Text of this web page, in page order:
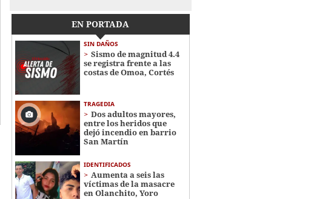
EN PORTADA
SIN DAÑOS
Sismo de magnitud 4.4
se registra frente a las
costas de Omoa, Cortés
TRAGEDIA
Dos adultos mayores,
entre los heridos que
dejó incendio en barrio
San Martín
IDENTIFICADOS
Aumenta a seis las
víctimas de la masacre
en Olanchito, Yoro